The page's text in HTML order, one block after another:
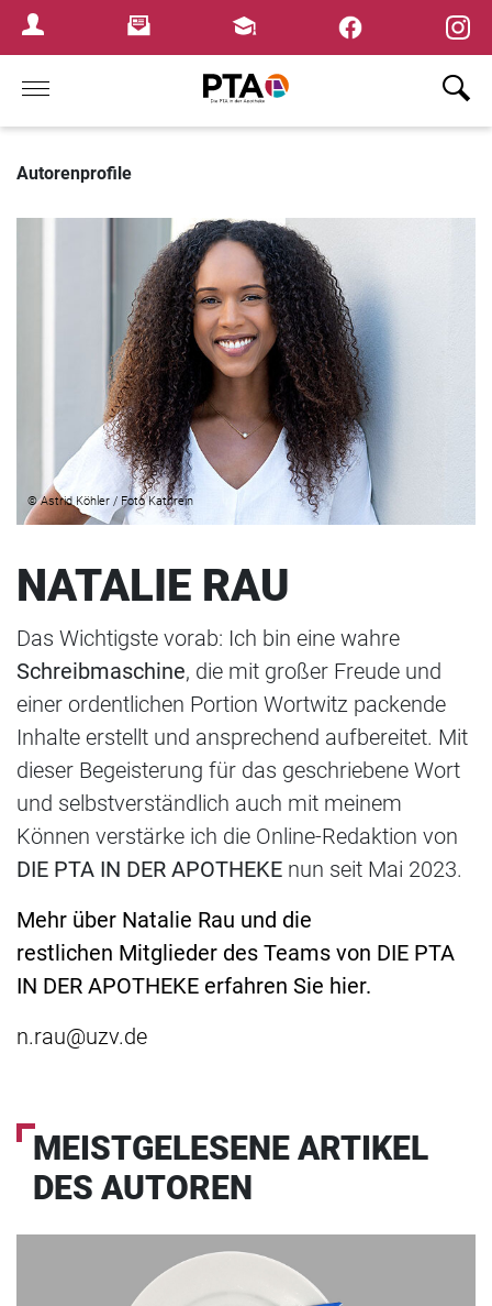
Login MenuNewsletterFortbildungen
Home
Autorenprofile
© Astrid Köhler / Foto Kathrein
NATALIE RAU
Das Wichtigste vorab: Ich bin eine wahre
Schreibmaschine, die mit großer Freude und
einer ordentlichen Portion Wortwitz packende
Inhalte erstellt und ansprechend aufbereitet. Mit
dieser Begeisterung für das geschriebene Wort
und selbstverständlich auch mit meinem
Können verstärke ich die Online-Redaktion von
DIE PTA IN DER APOTHEKE nun seit Mai 2023.
Mehr über Natalie Rau und die
restlichen Mitglieder des Teams von DIE PTA
IN DER APOTHEKE erfahren Sie hier.
n.rau@uzv.de
MEISTGELESENE ARTIKEL
DES AUTOREN
×